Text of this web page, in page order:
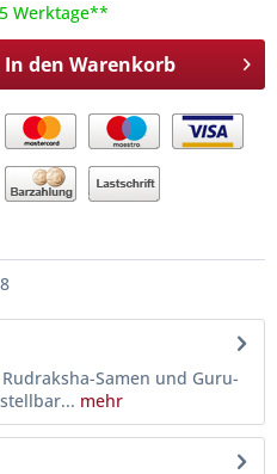
Werktage**
In den Warenkorb
Samen und Guru-
mehr